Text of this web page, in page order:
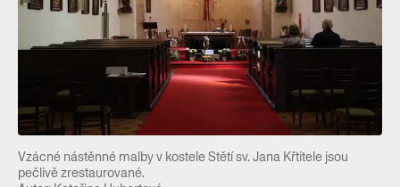
Vzácné nástěnné malby v kostele Stětí sv. Jana Křtitele jsou
pečlivě zrestaurované.